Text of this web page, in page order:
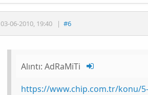
03-06-2010, 19:40 | #6
Alıntı: AdRaMiTi
https://www.chip.com.tr/konu/